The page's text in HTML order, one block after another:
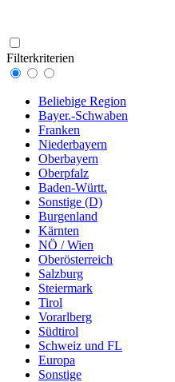
Filterkriterien
Beliebige Region
Bayer.-Schwaben
Franken
Niederbayern
Oberbayern
Oberpfalz
Baden-Württ.
Sonstige (D)
Burgenland
Kärnten
NÖ / Wien
Oberösterreich
Salzburg
Steiermark
Tirol
Vorarlberg
Südtirol
Schweiz und FL
Europa
Sonstige